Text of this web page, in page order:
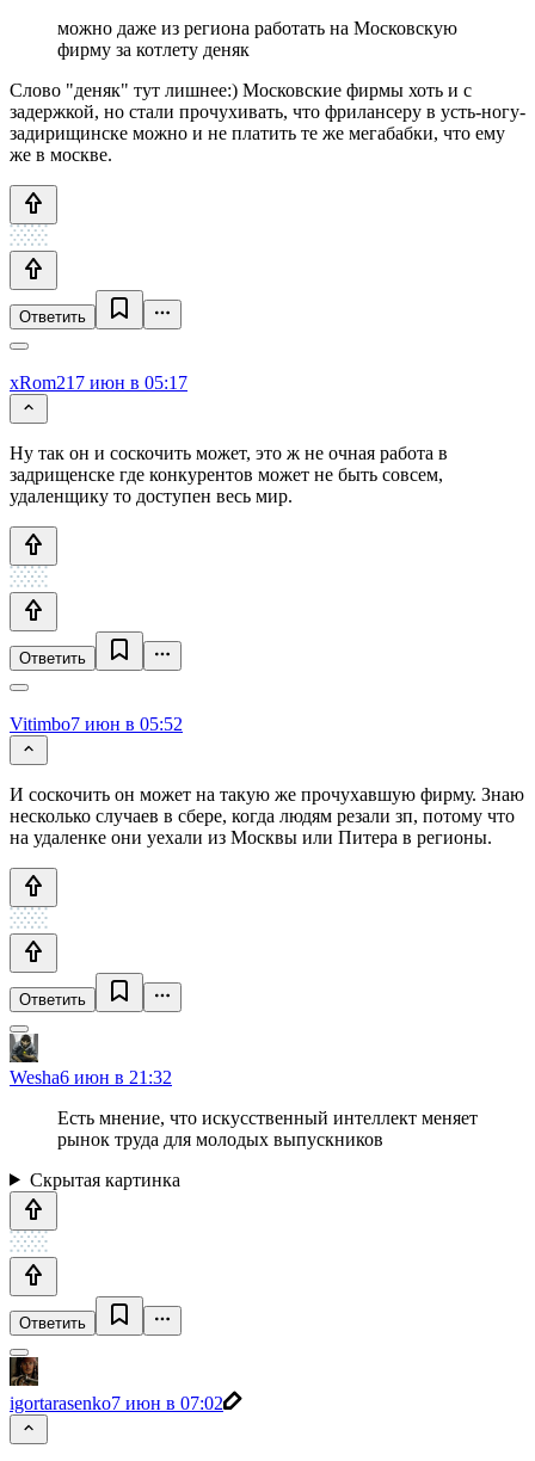
можно даже из региона работать на Московскую
фирму за котлету деняк
Слово "деняк" тут лишнее:) Московские фирмы хоть и с
задержкой, но стали прочухивать, что фрилансеру в усть-ногу-
задирищинске можно и не платить те же мегабабки, что ему
же в москве.
Ответить
xRom21 7 июн в 05:17
Ну так он и соскочить может, это ж не очная работа в
задрищенске где конкурентов может не быть совсем,
удаленщику то доступен весь мир.
Ответить
Vitimbo7 июн в 05:52
И соскочить он может на такую же прочухавшую фирму. Знаю
несколько случаев в сбере, когда людям резали зп, потому что
на удаленке они уехали из Москвы или Питера в регионы.
Ответить
Wesha6 июн в 21:32
Есть мнение, что искусственный интеллект меняет
рынок труда для молодых выпускников
Скрытая картинка
Ответить
igortarasenko7 июн в 07:02